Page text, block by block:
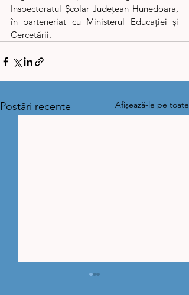
Inspectoratul Școlar Județean Hunedoara,
în parteneriat cu Ministerul Educației și
Cercetării.
Postări recente Afișează-le pe toate